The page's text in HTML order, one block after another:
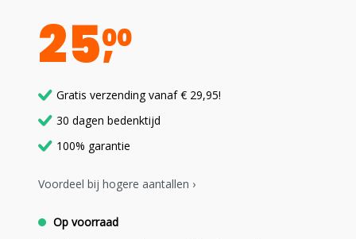
2500
Gratis verzending vanaf € 29,95!
30 dagen bedenktijd
100% garantie
Voordeel bij hogere aantallen ›
Op voorraad